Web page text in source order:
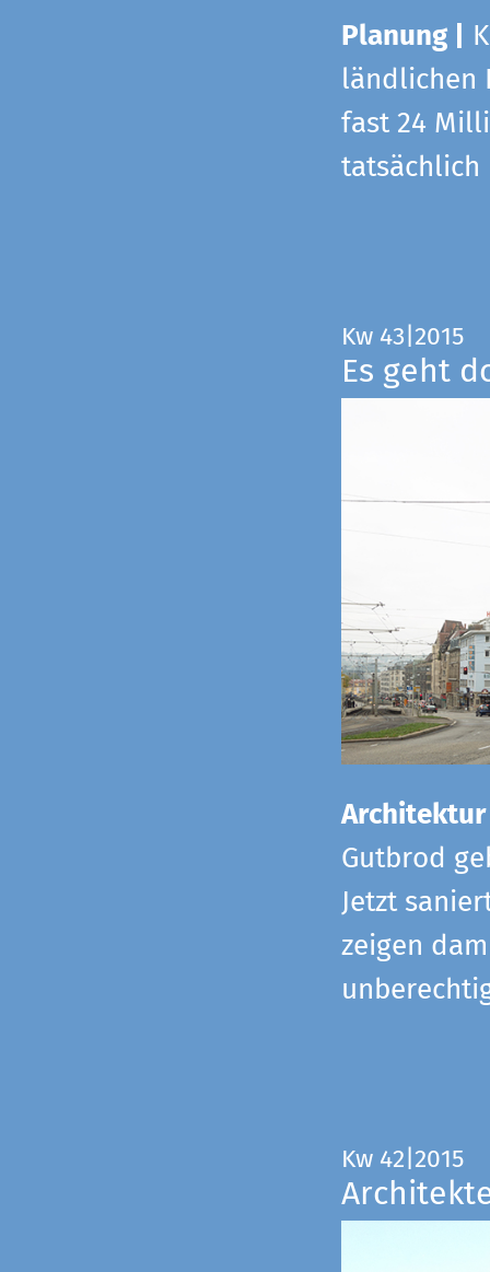
Planung |
ländlichen
fast 24
tatsächlich
Kw 43|2015
Es geht
Gutbrod
Jetzt
zeigen
Kw 42|2015